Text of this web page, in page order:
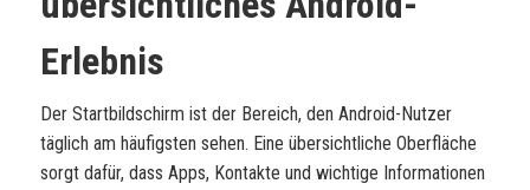
Erlebnis
Der Startbildschirm ist der Bereich, den Android-Nutzer
täglich am häufigsten sehen. Eine übersichtliche Oberfläche
sorgt dafür, dass Apps, Kontakte und wichtige Informationen